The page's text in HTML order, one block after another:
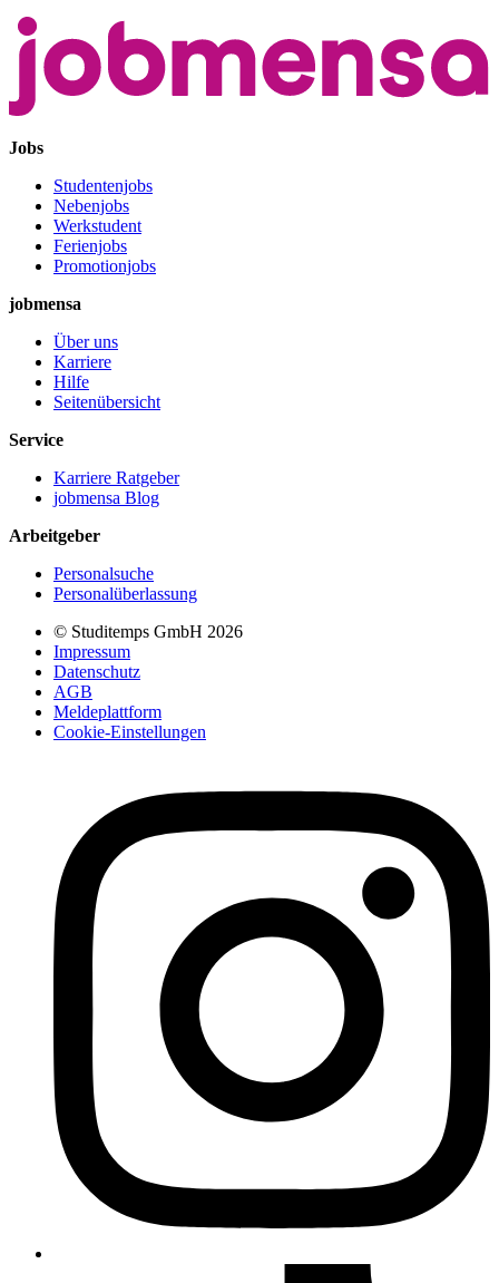
Jobs
Studentenjobs
Nebenjobs
Werkstudent
Ferienjobs
Promotionjobs
jobmensa
Über uns
Karriere
Hilfe
Seitenübersicht
Service
Karriere Ratgeber
jobmensa Blog
Arbeitgeber
Personalsuche
Personalüberlassung
© Studitemps GmbH 2026
Impressum
Datenschutz
AGB
Meldeplattform
Cookie-Einstellungen